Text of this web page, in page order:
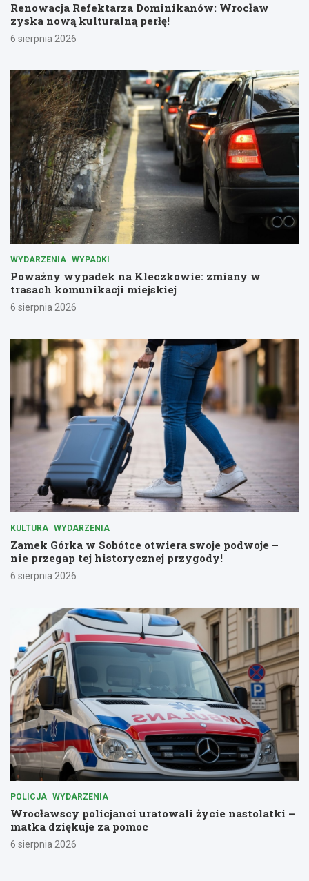
Renowacja Refektarza Dominikanów: Wrocław
zyska nową kulturalną perłę!
6 sierpnia 2026
WYDARZENIA WYPADKI
Poważny wypadek na Kleczkowie: zmiany w
trasach komunikacji miejskiej
6 sierpnia 2026
KULTURA WYDARZENIA
Zamek Górka w Sobótce otwiera swoje podwoje –
nie przegap tej historycznej przygody!
6 sierpnia 2026
POLICJA WYDARZENIA
Wrocławscy policjanci uratowali życie nastolatki –
matka dziękuje za pomoc
6 sierpnia 2026